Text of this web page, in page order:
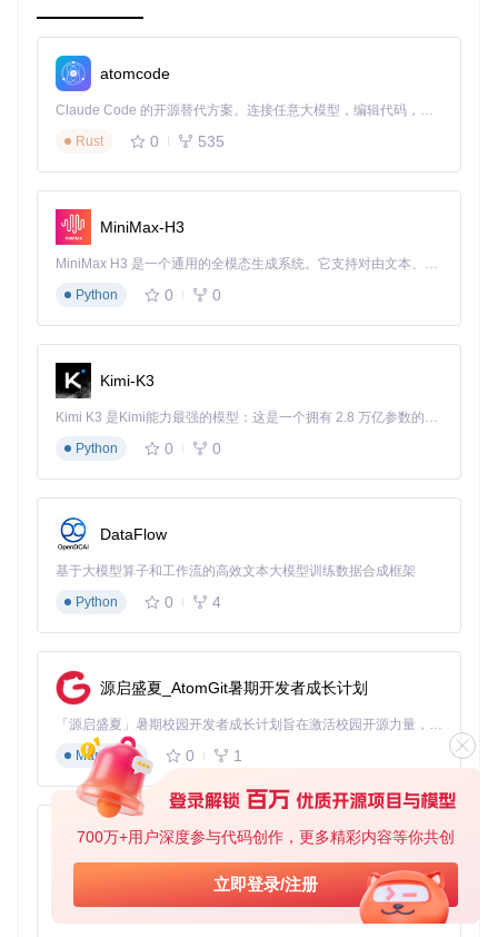
700万+用户深度参与代码创作，更多精彩内容等你共创
立即登录/注册
开始
│
├─检查设备兼容性 → 支持RCM漏洞？
│  └─否 → 终止（设备不支持）
│  └─准备注入工具
├─文件布置
│  ├─复制stratosphere/目录到SD卡
   ├─进入RCM模式
   ├─注入hekate.bin
关键操作卡片
克隆系统文件
git clone
SD卡根目录
├─atmosphere/        # 系统核心文件
│  ├─config/         # 配置文件
│  └─stratosphere/   # 功能模块
├─exosphere/         # 引导程序
大气层系统启动界面，显示品牌标识与加载状态
atomcode
Claude Code 的开源替代方案。连接任意大模型，编辑代码，运行命令，自动验证 — 全自动执行。用 Rust 构建，极致性能。 ｜ An open-source alternative to Claude Code. Connect any LLM, edit code, run commands, and verify changes — autonomously. Built in Rust for speed. Get Started
Rust
0 535
MiniMax-H3
MiniMax H3 是一个通用的全模态生成系统。它支持对由文本、图像、视频和音频组成的多模态上下文进行统一理解，并能生成分辨率高达 2K、时长可达 15 秒的带原生立体声音频的视频。得益于面向任务泛化的系统设计，H3 在预训练阶段就已具备广泛的多模态上下文理解与生成能力，能够出色地执行复杂的多模态指令。
Python
0 0
Kimi-K3
Kimi K3 是Kimi能力最强的模型：这是一个拥有 2.8 万亿参数的混合专家（MoE）模型，具备原生视觉理解能力，并支持 100 万 token 的上下文窗口。
Python
0 0
DataFlow
基于大模型算子和工作流的高效文本大模型训练数据合成框架
Python
0 4
源启盛夏_AtomGit暑期开发者成长计划
「源启盛夏」暑期校园开发者成长计划旨在激活校园开源力量，通过积分激励、认证扶持、资源倾斜等形式，引导高校组织和开发者完成「入驻 — 建项目 — 做贡献 — 获认证 — 得资源」的完整闭环。无论你是想带领社团入驻平台的组织者，还是希望用代码贡献证明自己的开发者，都能在这里找到属于你的成长路径。
Markdown
0 1
py-xiaozhi
基于Python的Xiaozhi AI，适用于想要完整Xiaozhi体验而无需拥有专用硬件的用户。
Python
0 1